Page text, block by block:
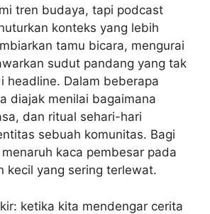
tren budaya, tapi podcast
konteks yang lebih
tamu bicara, mengurai
sudut pandang yang tak
headline. Dalam beberapa
diajak menilai bagaimana
dan ritual sehari-hari
sebuah komunitas. Bagi
kaca pembesar pada
kecil yang sering terlewat.
ketika kita mendengar cerita